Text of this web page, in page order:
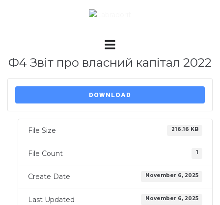
Ф4 Звіт про власний капітал 2022
DOWNLOAD
File Size 216.16 KB
File Count 1
Create Date November 6, 2025
Last Updated November 6, 2025